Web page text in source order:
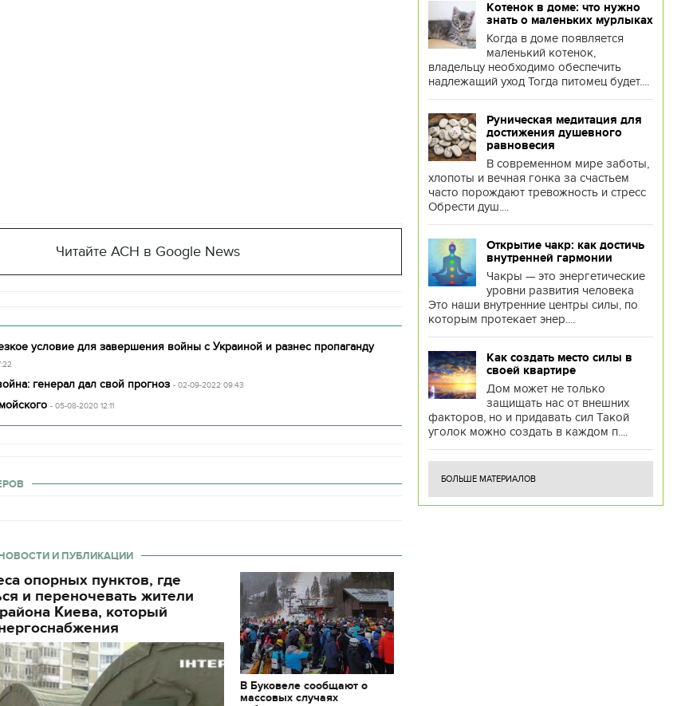
Читайте АСН в Google News
условие для завершения войны с Украиной и разнес пропаганду
генерал дал свой прогноз - 02-09-2022 09:43
- 05-08-2020 12:11
И ПУБЛИКАЦИИ
опорных пунктов, где
и переночевать жители
Киева, который
В Буковеле сообщают о
массовых случаях
Котенок в доме: что нужно
знать о маленьких мурлыках
Когда в доме появляется
маленький котенок,
владельцу необходимо обеспечить
надлежащий уход Тогда питомец будет....
Руническая медитация для
достижения душевного
равновесия
В современном мире заботы,
хлопоты и вечная гонка за счастьем
часто порождают тревожность и стресс
Обрести душ....
Открытие чакр: как достичь
внутренней гармонии
Чакры — это энергетические
уровни развития человека
Это наши внутренние центры силы, по
которым протекает энер....
Как создать место силы в
своей квартире
Дом может не только
защищать нас от внешних
факторов, но и придавать сил Такой
уголок можно создать в каждом п....
БОЛЬШЕ МАТЕРИАЛОВ